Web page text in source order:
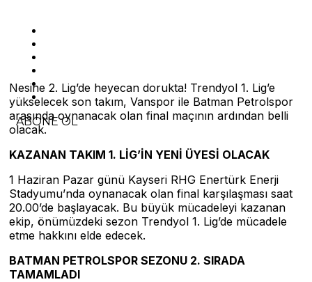
ABONE OL
Nesine 2. Lig’de heyecan dorukta! Trendyol 1. Lig’e
yükselecek son takım, Vanspor ile Batman Petrolspor
arasında oynanacak olan final maçının ardından belli
olacak.
KAZANAN TAKIM 1. LİG’İN YENİ ÜYESİ OLACAK
istanbularsaofis.com
esenyurtcicekevi.com
avcilaresc.com
1 Haziran Pazar günü Kayseri RHG Enertürk Enerji
Stadyumu’nda oynanacak olan final karşılaşması saat
20.00’de başlayacak. Bu büyük mücadeleyi kazanan
ekip, önümüzdeki sezon Trendyol 1. Lig’de mücadele
etme hakkını elde edecek.
BATMAN PETROLSPOR SEZONU 2. SIRADA
TAMAMLADI